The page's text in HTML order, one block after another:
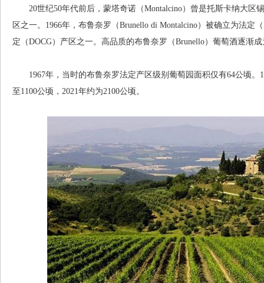
20世纪50年代前后，蒙塔奇诺（Montalcino）曾是托斯卡纳大区
区之一。1966年，布鲁奈罗（Brunello di Montalcino）被确立为法定
定（DOCG）产区之一。高品质的布鲁奈罗（Brunello）葡萄酒逐渐
1967年，当时的布鲁奈罗法定产区级别葡萄园面积仅有64公顷。
至1100公顷，2021年约为2100公顷。